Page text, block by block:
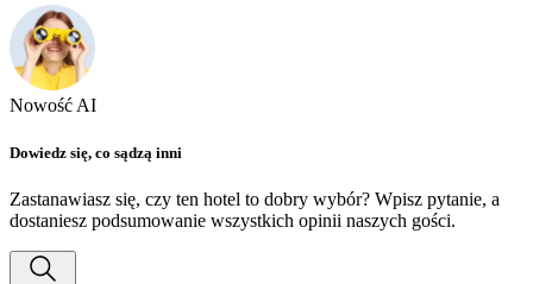
Nowość AI
Dowiedz się, co sądzą inni
Zastanawiasz się, czy ten hotel to dobry wybór? Wpisz pytanie, a
dostaniesz podsumowanie wszystkich opinii naszych gości.